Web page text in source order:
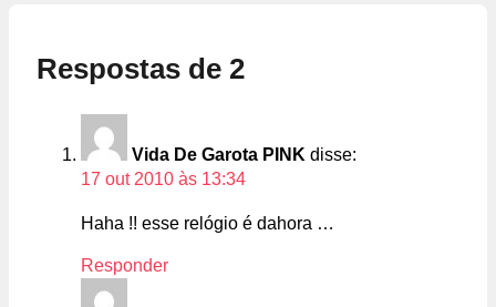
Respostas de 2
Vida De Garota PINK disse:
17 out 2010 às 13:34
Haha !! esse relógio é dahora …
Responder